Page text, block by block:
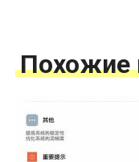
Похожие